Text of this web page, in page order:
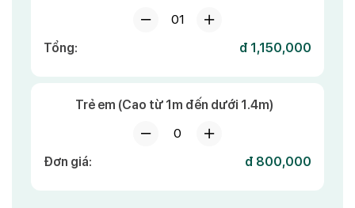
01
Tổng:
đ 1,150,000
Trẻ em (Cao từ 1m đến dưới 1.4m)
0
Đơn giá:
đ 800,000